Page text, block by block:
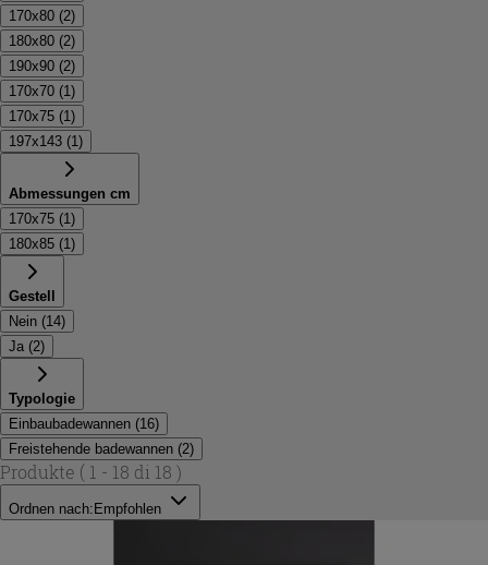
170x80 (2)
180x80 (2)
190x90 (2)
170x70 (1 )
170x75 (1 )
197x143 (1 )
Abmessungen cm
170x75 (1 )
180x85 (1 )
Gestell
Nein (14)
Ja (2)
Typologie
Einbaubadewannen (16)
Freistehende badewannen (2)
Produkte ( 1 - 18 di 18 )
Ordnen nach: Empfohlen